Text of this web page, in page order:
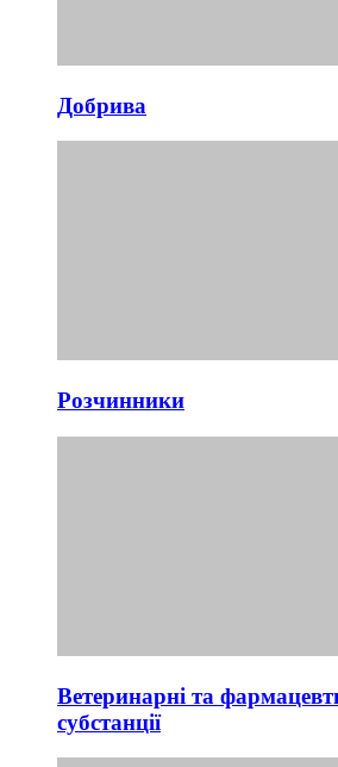
Добрива
Розчинники
Ветеринарні та
субстанції